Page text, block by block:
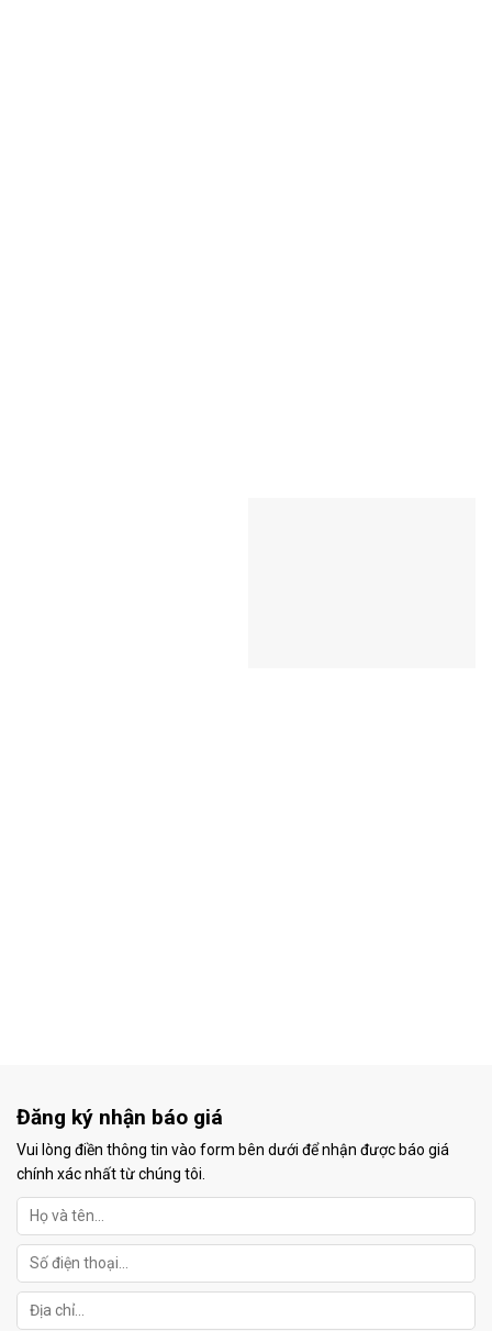
Đăng ký nhận báo giá
Vui lòng điền thông tin vào form bên dưới để nhận được báo giá
chính xác nhất từ chúng tôi.